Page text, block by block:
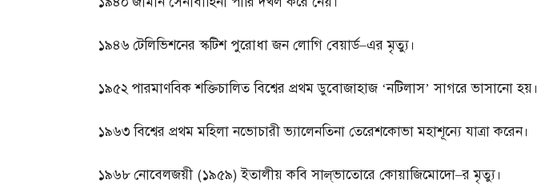
১৯৪৬ টেলিভিশনের স্কটিশ পুরোধা জন লোগি বেয়ার্ড–এর মৃত্যু।
১৯৫২ পারমাণবিক শক্তিচালিত বিশ্বের প্রথম ডুবোজাহাজ ‘নটিলাস’ সাগরে ভাসানো হয়।
১৯৬৩ বিশ্বের প্রথম মহিলা নভোচারী ভ্যালেনতিনা তেরেশকোভা মহাশূন্যে যাত্রা করেন।
১৯৬৮নোবেলজয়ী (১৯৫৯)ইতালীয় কবি সাল্‌ভাতোরে কোয়াজিমোদো–র মৃত্যু।